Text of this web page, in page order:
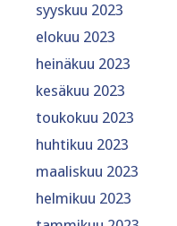
syyskuu 2023
elokuu 2023
heinäkuu 2023
kesäkuu 2023
toukokuu 2023
huhtikuu 2023
maaliskuu 2023
helmikuu 2023